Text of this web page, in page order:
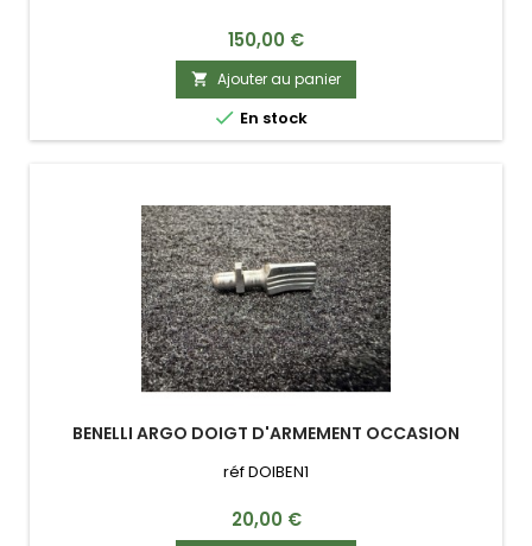
Prix
150,00 €
 Ajouter au panier
 En stock
BENELLI ARGO DOIGT D'ARMEMENT OCCASION
réf DOIBEN1
Prix
20,00 €